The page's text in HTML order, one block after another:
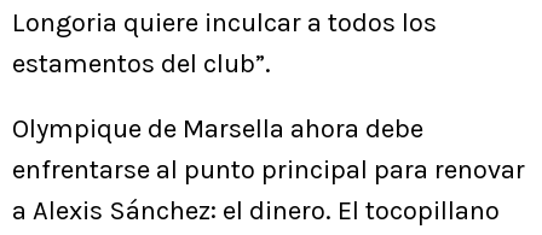
Longoria quiere inculcar a todos los
estamentos del club”.
Olympique de Marsella ahora debe
enfrentarse al punto principal para renovar
a Alexis Sánchez: el dinero. El tocopillano